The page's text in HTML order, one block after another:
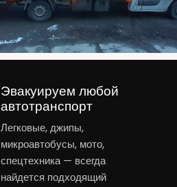
Эвакуируем любой
автотранспорт
Легковые, джипы,
микроавтобусы, мото,
спецтехника — всегда
найдется подходящий